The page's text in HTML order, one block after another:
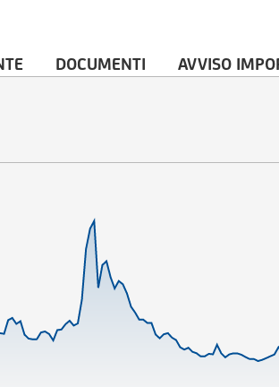
DOCUMENTI AVVISO